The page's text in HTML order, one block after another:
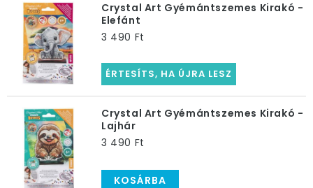
Crystal Art Gyémántszemes Kirakó -
Elefánt
3 490 Ft
ÉRTESÍTS, HA ÚJRA LESZ
Crystal Art Gyémántszemes Kirakó -
Lajhár
3 490 Ft
KOSÁRBA